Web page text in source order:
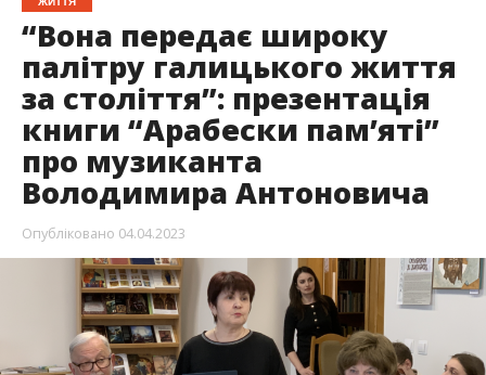
“Вона передає широку
палітру галицького життя
за століття”: презентація
книги “Арабески пам’яті”
про музиканта
Володимира Антоновича
Опубліковано 04.04.2023